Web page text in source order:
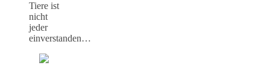
Tiere ist
nicht
jeder
einverstanden…